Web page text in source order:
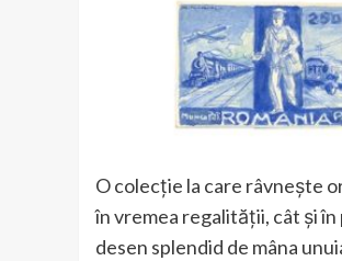
O colecție la care râvnește
în vremea regalității, cât și
desen splendid de mâna